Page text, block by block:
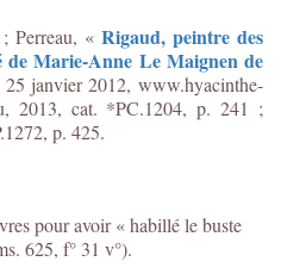
Perreau, « Rigaud, peintre des
Marie-Anne Le Maignen de
janvier 2012, www.hyacinthe-
2013, cat. *PC.1204, p. 241 ;
p. 425.
pour avoir « habillé le buste
625, f° 31 v°).